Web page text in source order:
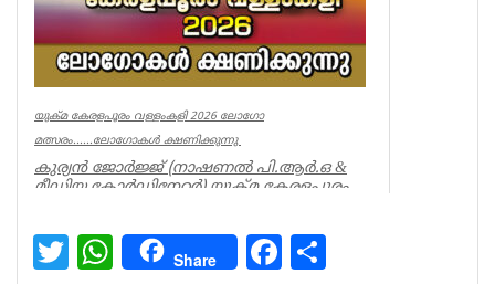
യുക്മ കേരളപൂരം വള്ളംകളി 2026 ലോഗോ
മത്സരം......ലോഗോകൾ ക്ഷണിക്കുന്നു
കുര്യൻ ജോർജ്ജ് (നാഷണൽ പി.ആർ.ഒ &
മീഡിയ കോർഡിനേറ്റർ) യുക്മ കേരളപൂരം
Associations
Twitter WhatsAppShare Facebook